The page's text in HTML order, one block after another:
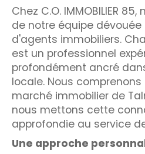
Chez C.O. IMMOBILIER
de notre équipe
d'agents immobiliers.
est un professionnel
profondément ancré
locale. Nous
marché immobilier de
nous mettons cette
approfondie au service
Une approche
COUPS DE
EXCLUSIVITÉS